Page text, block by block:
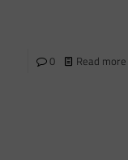
0 Read more